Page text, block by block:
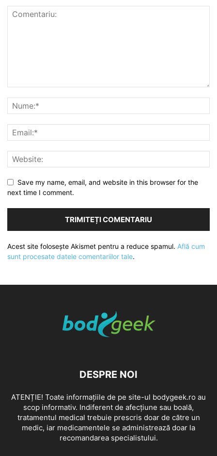
Save my name, email, and website in this browser for the
next time I comment.
Acest site folosește Akismet pentru a reduce spamul. Află cum
sunt procesate datele comentariilor tale.
DESPRE NOI
ATENȚIE! Toate informațiile de pe site-ul bodygeek.ro au
scop informativ. Indiferent de afecțiune sau boală,
tratamentul medical trebuie prescris doar de către un
medic, iar medicamentele se administrează doar la
recomandarea specialistului.